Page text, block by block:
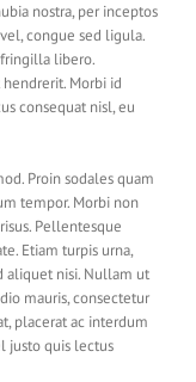
nostra, per inceptos
congue sed ligula.
libero.
Morbi id
consequat nisl, eu
Proin sodales quam
tempor. Morbi non
Pellentesque
Etiam turpis urna,
aliquet nisi. Nullam ut
mauris, consectetur
placerat ac interdum
justo quis lectus